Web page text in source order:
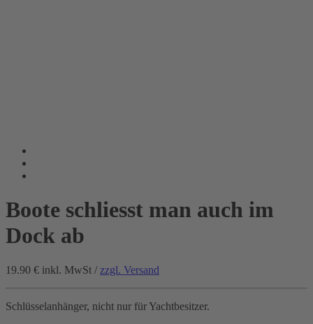
Boote schliesst man auch im
Dock ab
19.90 € inkl. MwSt / zzgl. Versand
Schlüsselanhänger, nicht nur für Yachtbesitzer.